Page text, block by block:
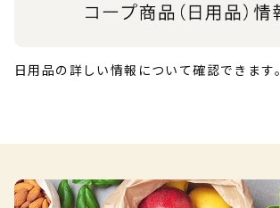
日用品の詳しい情報について確認できます。